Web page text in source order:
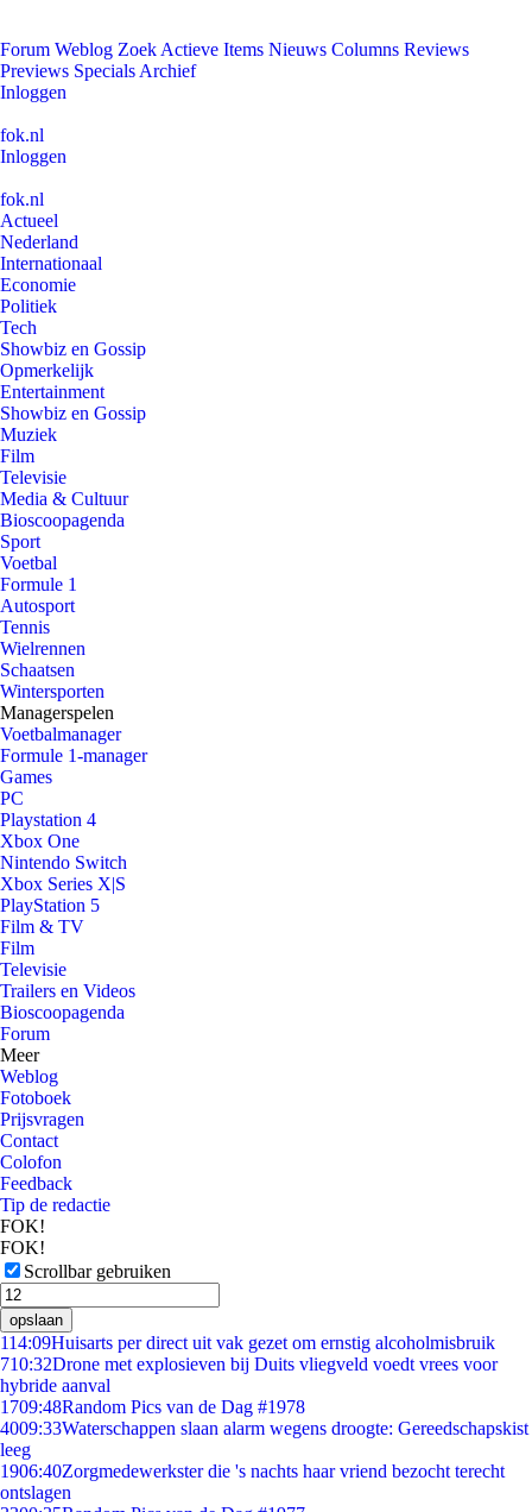
Forum Weblog Zoek Actieve Items Nieuws Columns Reviews
Previews Specials Archief
Inloggen
fok.nl
Inloggen
fok.nl
Actueel
Nederland
Internationaal
Economie
Politiek
Tech
Showbiz en Gossip
Opmerkelijk
Entertainment
Showbiz en Gossip
Muziek
Film
Televisie
Media & Cultuur
Bioscoopagenda
Sport
Voetbal
Formule 1
Autosport
Tennis
Wielrennen
Schaatsen
Wintersporten
Managerspelen
Voetbalmanager
Formule 1-manager
Games
PC
Playstation 4
Xbox One
Nintendo Switch
Xbox Series X|S
PlayStation 5
Film & TV
Film
Televisie
Trailers en Videos
Bioscoopagenda
Forum
Meer
Weblog
Fotoboek
Prijsvragen
Contact
Colofon
Feedback
Tip de redactie
FOK!
FOK!
Scrollbar gebruiken
opslaan
114:09Huisarts per direct uit vak gezet om ernstig alcoholmisbruik
710:32Drone met explosieven bij Duits vliegveld voedt vrees voor
hybride aanval
1709:48Random Pics van de Dag #1978
4009:33Waterschappen slaan alarm wegens droogte: Gereedschapskist
leeg
1906:40Zorgmedewerkster die 's nachts haar vriend bezocht terecht
ontslagen